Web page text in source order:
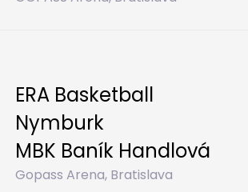
ERA Basketball
Nymburk
MBK Baník Handlová
Gopass Arena, Bratislava